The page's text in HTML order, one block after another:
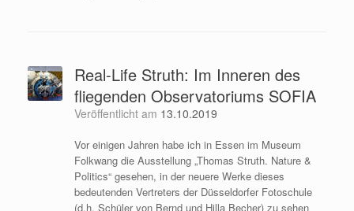
Real-Life Struth: Im Inneren des
fliegenden Observatoriums SOFIA
Veröffentlicht am 13.10.2019
Vor einigen Jahren habe ich in Essen im Museum
Folkwang die Ausstellung „Thomas Struth. Nature &
Politics“ gesehen, in der neuere Werke dieses
bedeutenden Vertreters der Düsseldorfer Fotoschule
(d.h. Schüler von Bernd und Hilla Becher) zu sehen